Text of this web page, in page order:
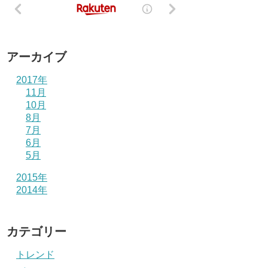
アーカイブ
2017年
11月
10月
8月
7月
6月
5月
2015年
2014年
カテゴリー
トレンド